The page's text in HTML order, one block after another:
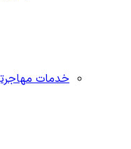
خدمات مهاجرتی